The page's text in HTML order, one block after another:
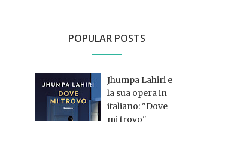
POPULAR POSTS
Jhumpa Lahiri e
la sua opera in
italiano: "Dove
mi trovo"